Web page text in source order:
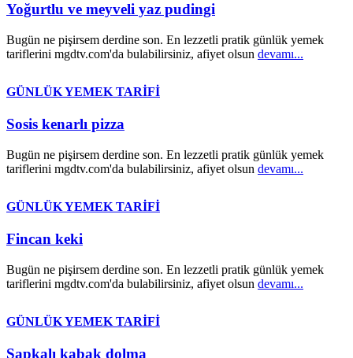
Yoğurtlu ve meyveli yaz pudingi
Bugün ne pişirsem derdine son. En lezzetli pratik günlük yemek
tariflerini mgdtv.com'da bulabilirsiniz, afiyet olsun devamı...
GÜNLÜK YEMEK TARİFİ
Sosis kenarlı pizza
Bugün ne pişirsem derdine son. En lezzetli pratik günlük yemek
tariflerini mgdtv.com'da bulabilirsiniz, afiyet olsun devamı...
GÜNLÜK YEMEK TARİFİ
Fincan keki
Bugün ne pişirsem derdine son. En lezzetli pratik günlük yemek
tariflerini mgdtv.com'da bulabilirsiniz, afiyet olsun devamı...
GÜNLÜK YEMEK TARİFİ
Şapkalı kabak dolma